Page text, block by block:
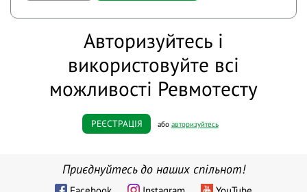
Авторизуйтесь і
використовуйте всі
можливості Ревмотесту
РЕЄСТРАЦІЯ або авторизуйтесь
Приєднуйтесь до наших спільнот!